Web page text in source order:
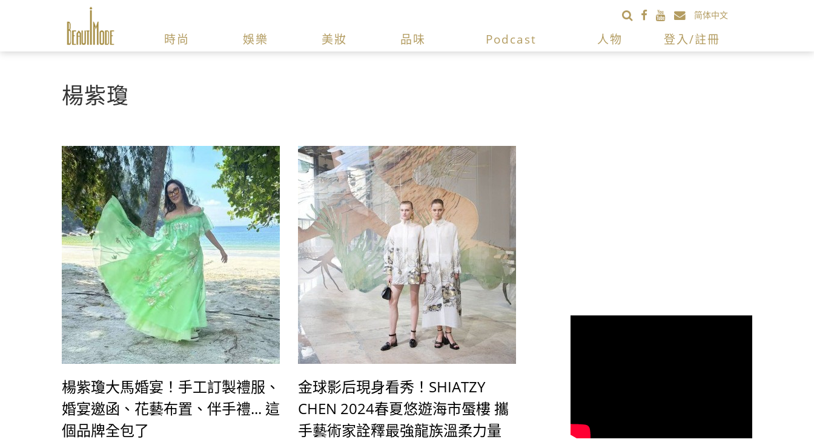
简体中文
時尚 娛樂 美妝 品味 Podcast 人物 登入/註冊
楊紫瓊
楊紫瓊大馬婚宴！手工訂製禮服、
婚宴邀函、花藝布置、伴手禮... 這
個品牌全包了
金球影后現身看秀！SHIATZY
CHEN 2024春夏悠遊海市蜃樓 攜
手藝術家詮釋最強龍族溫柔力量